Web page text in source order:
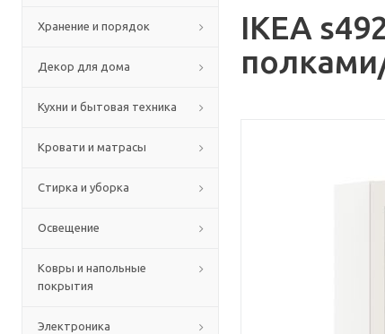
Хранение и порядок
Декор для дома
Кухни и бытовая техника
Кровати и матрасы
Стирка и уборка
Освещение
Ковры и напольные
покрытия
Электроника
IKEA